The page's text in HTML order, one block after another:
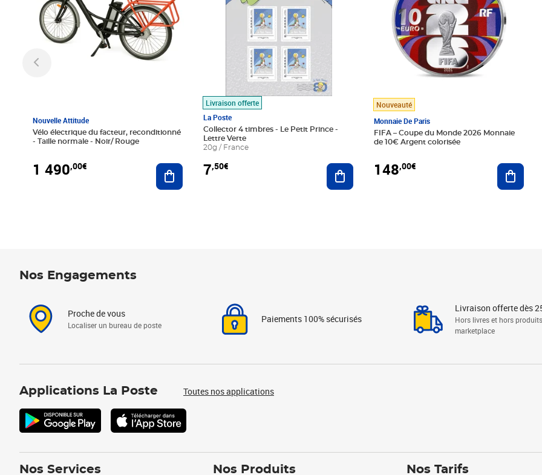
Nouvelle Attitude
Vélo électrique du facteur, reconditionné
- Taille normale - Noir/ Rouge
1 490,00€ Ajouter au panier
Livraison offerte
La Poste
Collector 4 timbres - Le Petit Prince -
Lettre Verte
20g / France
7,50€ Ajouter au panier
Nouveauté
Monnaie De Paris
FIFA – Coupe du Monde 2026 Monnaie
de 10€ Argent colorisée
148,00€
Nos Engagements
Proche de vous
Localiser un bureau de poste
Paiements 100% sécurisés
Livraison offerte dès
Hors livres et hors produits
marketplace
Applications La Poste Toutes nos applications
Nos Services Nos Produits Nos Tarifs